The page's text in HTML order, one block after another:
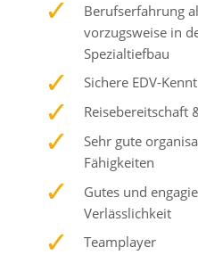
Berufserfahrung
vorzugsweise in
Spezialtiefbau
Sichere EDV-
Reisebereitschaft
Sehr gute
Fähigkeiten
Gutes und
Verlässlichkeit
Teamplayer